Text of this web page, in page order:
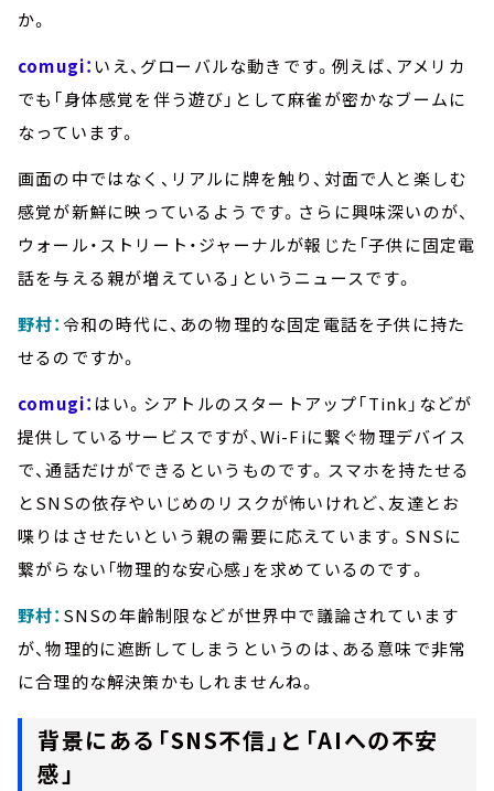
か。
comugi： いえ、グローバルな動きです。例えば、アメリカ
でも「身体感覚を伴う遊び」として麻雀が密かなブームに
なっています。
画面の中ではなく、リアルに牌を触り、対面で人と楽しむ
感覚が新鮮に映っているようです。さらに興味深いのが、
ウォール・ストリート・ジャーナルが報じた「子供に固定電
話を与える親が増えている」というニュースです。
野村：令和の時代に、あの物理的な固定電話を子供に持た
せるのですか。
comugi： はい。シアトルのスタートアップ「Tink」などが
提供しているサービスですが、Wi-Fiに繋ぐ物理デバイス
で、通話だけができるというものです。スマホを持たせる
とSNSの依存やいじめのリスクが怖いけれど、友達とお
喋りはさせたいという親の需要に応えています。SNSに
繋がらない「物理的な安心感」を求めているのです。
野村： SNSの年齢制限などが世界中で議論されています
が、物理的に遮断してしまうというのは、ある意味で非常
に合理的な解決策かもしれませんね。
背景にある「SNS不信」と「AIへの不安
感」